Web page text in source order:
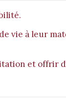
vie à leur
et offrir